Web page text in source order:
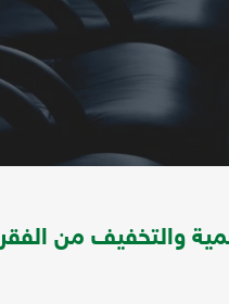
والتخفيف من الفقر